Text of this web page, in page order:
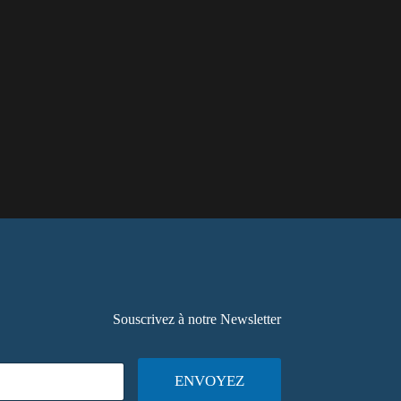
Souscrivez à notre Newsletter
ENVOYEZ